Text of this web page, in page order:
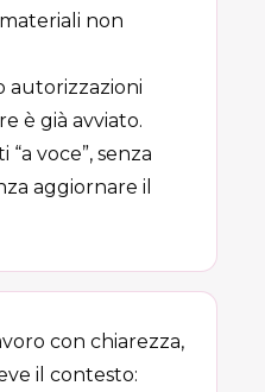
non
autorizzazioni
è già avviato.
voce”, senza
aggiornare il
con chiarezza,
il contesto: